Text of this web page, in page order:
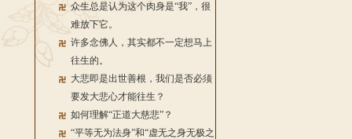
众生总是认为这个肉身是“我”，很
难放下它。
许多念佛人，其实都不一定想马上
往生的。
大悲即是出世善根，我们是否必须
要发大悲心才能往生？
如何理解“正道大慈悲”？
“平等无为法身”和“虚无之身无极之